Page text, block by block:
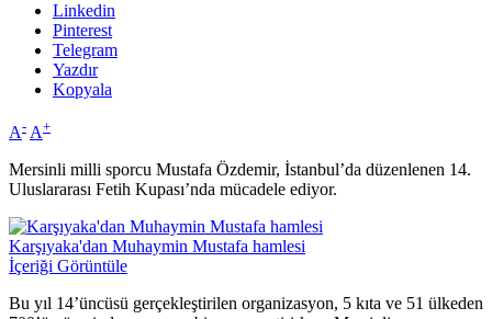
Linkedin
Pinterest
Telegram
Yazdır
Kopyala
A- A+
Mersinli milli sporcu Mustafa Özdemir, İstanbul’da düzenlenen 14.
Uluslararası Fetih Kupası’nda mücadele ediyor.
Karşıyaka'dan Muhaymin Mustafa hamlesi
İçeriği Görüntüle
Bu yıl 14’üncüsü gerçekleştirilen organizasyon, 5 kıta ve 51 ülkeden